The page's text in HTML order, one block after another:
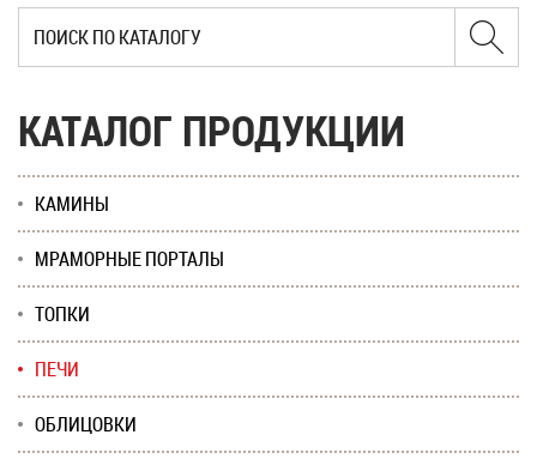
КАТАЛОГ ПРОДУКЦИИ
КАМИНЫ
МРАМОРНЫЕ ПОРТАЛЫ
ТОПКИ
ПЕЧИ
ОБЛИЦОВКИ